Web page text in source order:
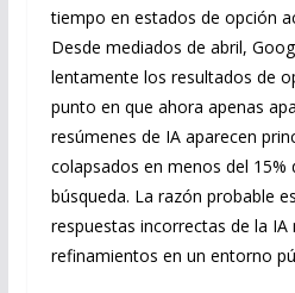
tiempo en estados de opción
Desde mediados de abril,
lentamente los resultados de
punto en que ahora apenas
resúmenes de IA aparecen
colapsados en menos del 15%
búsqueda. La razón probable
respuestas incorrectas de la IA
refinamientos en un entorno